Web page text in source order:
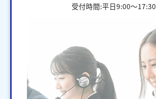
受付時間:平日9:00～17:30